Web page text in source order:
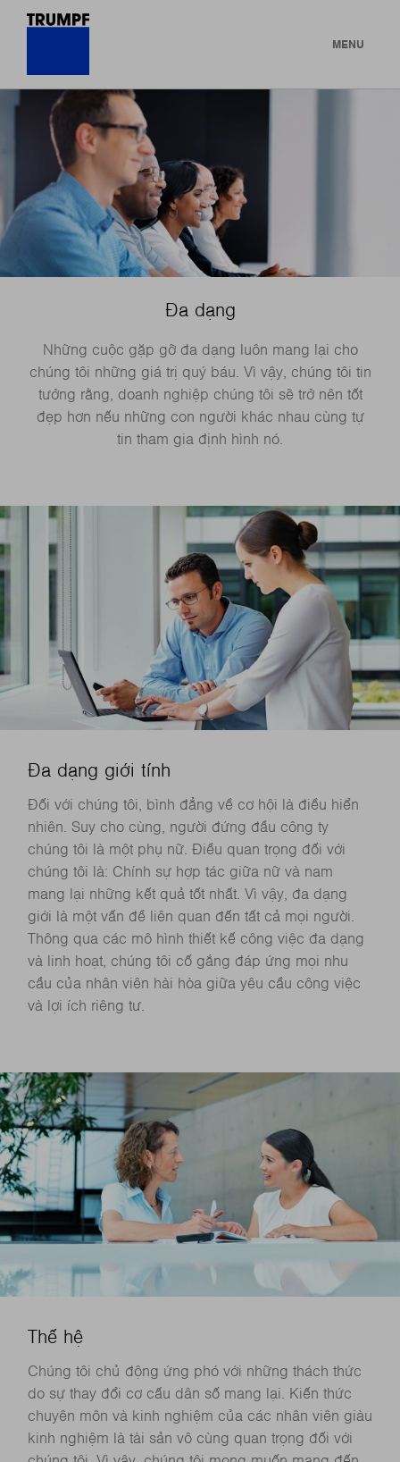
MENU
Đa dạng
Những cuộc gặp gỡ đa dạng luôn mang lại cho
chúng tôi những giá trị quý báu. Vì vậy, chúng tôi tin
tưởng rằng, doanh nghiệp chúng tôi sẽ trở nên tốt
đẹp hơn nếu những con người khác nhau cùng tự
tin tham gia định hình nó.
Đa dạng giới tính
Đối với chúng tôi, bình đẳng về cơ hội là điều hiển
nhiên. Suy cho cùng, người đứng đầu công ty
chúng tôi là một phụ nữ. Điều quan trọng đối với
chúng tôi là: Chính sự hợp tác giữa nữ và nam
mang lại những kết quả tốt nhất. Vì vậy, đa dạng
giới là một vấn đề liên quan đến tất cả mọi người.
Thông qua các mô hình thiết kế công việc đa dạng
và linh hoạt, chúng tôi cố gắng đáp ứng mọi nhu
cầu của nhân viên hài hòa giữa yêu cầu công việc
và lợi ích riêng tư.
Thế hệ
Chúng tôi chủ động ứng phó với những thách thức
do sự thay đổi cơ cấu dân số mang lại. Kiến thức
chuyên môn và kinh nghiệm của các nhân viên giàu
kinh nghiệm là tài sản vô cùng quan trọng đối với